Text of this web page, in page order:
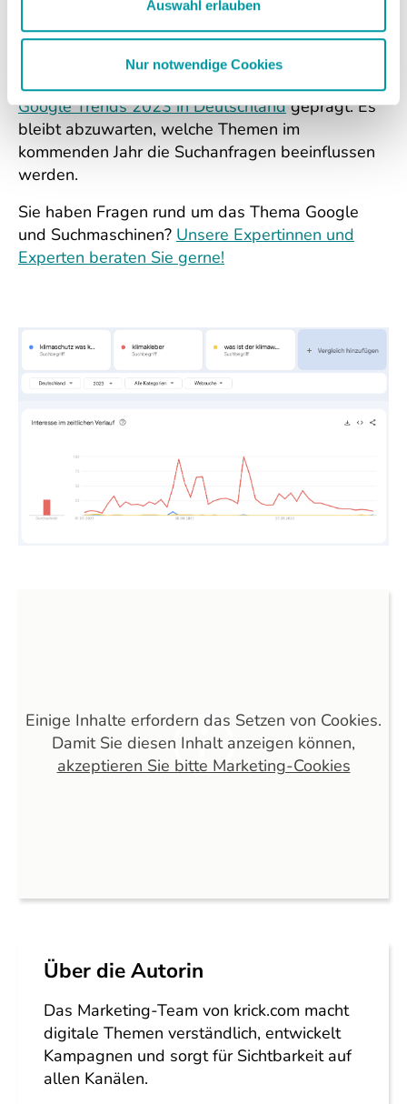
Auswahl erlauben
Nur notwendige Cookies
Ein ereignisreiches Jahr neigt sich dem Ende zu.
Themen wie künstliche Intelligenz, Krieg und
Klimafragen haben die Suchergebnisse der
Google Trends 2023 in Deutschlandgeprägt. Es
bleibt abzuwarten, welche Themen im
kommenden Jahr die Suchanfragen beeinflussen
werden.
Sie haben Fragen rund um das Thema Google
und Suchmaschinen? Unsere Expertinnen und
Experten beraten Sie gerne!
Einige Inhalte erfordern das Setzen von Cookies.
Damit Sie diesen Inhalt anzeigen können,
akzeptieren Sie bitte Marketing-Cookies
Über die Autorin
Das Marketing-Team von krick.com macht
digitale Themen verständlich, entwickelt
Kampagnen und sorgt für Sichtbarkeit auf
allen Kanälen.